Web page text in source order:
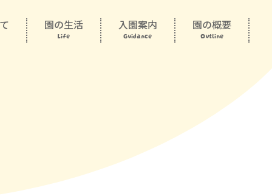
園の生活
Life
入園案内
Guidance
園の概要
Outline